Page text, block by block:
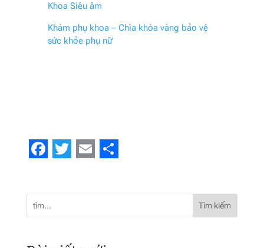
Khoa Siêu âm
Khám phụ khoa – Chìa khóa vàng bảo vệ
sức khỏe phụ nữ
Tìm kiếm